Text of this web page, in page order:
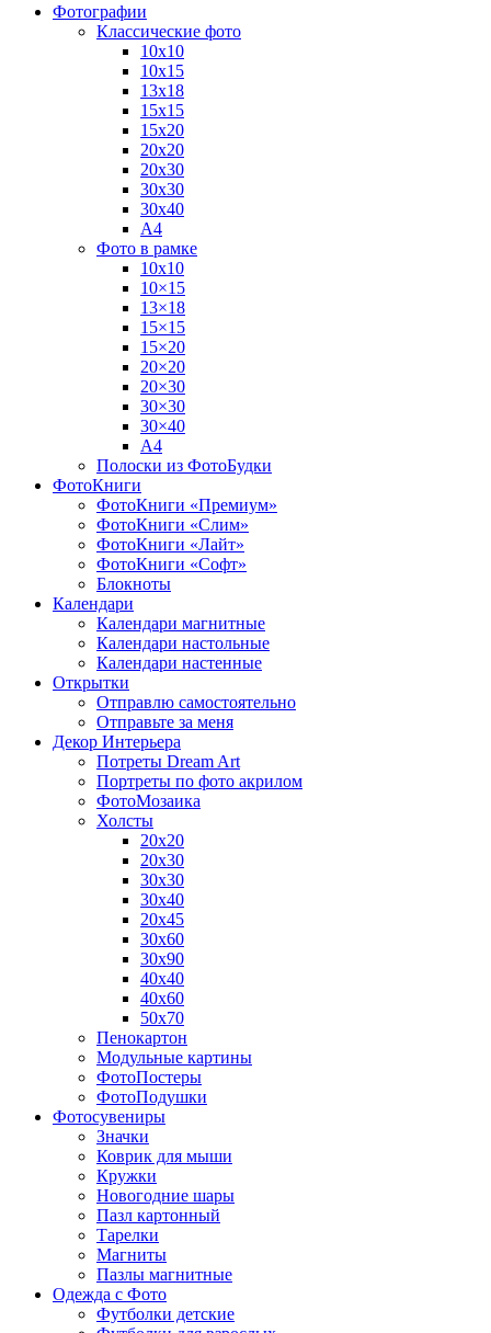
Фотографии
Классические фото
10х10
10х15
13х18
15х15
15х20
20х20
20х30
30х30
30х40
А4
Фото в рамке
10х10
10×15
13×18
15×15
15×20
20×20
20×30
30×30
30×40
A4
Полоски из ФотоБудки
ФотоКниги
ФотоКниги «Премиум»
ФотоКниги «Слим»
ФотоКниги «Лайт»
ФотоКниги «Софт»
Блокноты
Календари
Календари магнитные
Календари настольные
Календари настенные
Открытки
Отправлю самостоятельно
Отправьте за меня
Декор Интерьера
Потреты Dream Art
Портреты по фото акрилом
ФотоМозаика
Холсты
20х20
20х30
30х30
30х40
20х45
30х60
30х90
40х40
40х60
50х70
Пенокартон
Модульные картины
ФотоПостеры
ФотоПодушки
Фотоcувениры
Значки
Коврик для мыши
Кружки
Новогодние шары
Пазл картонный
Тарелки
Магниты
Пазлы магнитные
Одежда с Фото
Футболки детские